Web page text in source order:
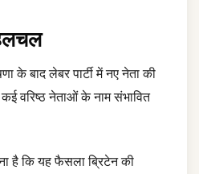
के बाद लेबर पार्टी में नए नेता की
वरिष्ठ नेताओं के नाम संभावित
है कि यह फैसला ब्रिटेन की